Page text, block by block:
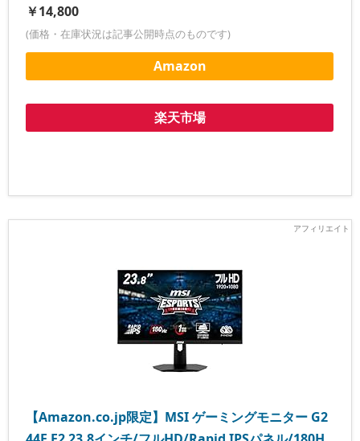
￥14,800
(価格・在庫状況は記事公開時点のものです)
Amazon
楽天市場
【Amazon.co.jp限定】MSI ゲーミングモニター G2